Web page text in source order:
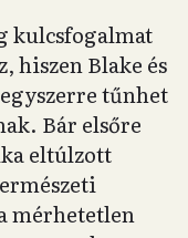
kulcsfogalmat
hiszen Blake és
tűnhet
Bár elsőre
eltúlzott
mérhetetlen